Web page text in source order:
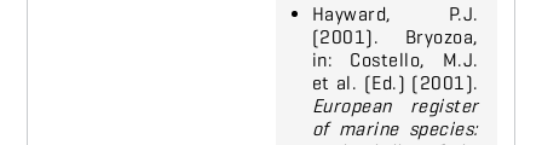
Hayward, P.J.
(2001). Bryozoa,
in: Costello, M.J.
et al. (Ed.) (2001).
European register
of marine species: